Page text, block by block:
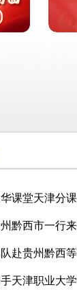
课堂天津分
黔西市一行
赴贵州黔西
天津职业大